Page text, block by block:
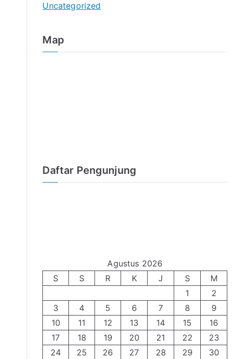
Uncategorized
Map
Daftar Pengunjung
Agustus 2026
S
S R K J S
M
1
2
3
4 5 6 7 8
9
10
11 12 13 14 15
16
17
18 19 20 21 22
23
24
25 26 27 28 29 30